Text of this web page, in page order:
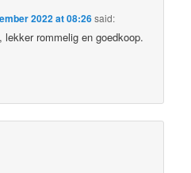
2022 at 08:26said:
rommelig en goedkoop.